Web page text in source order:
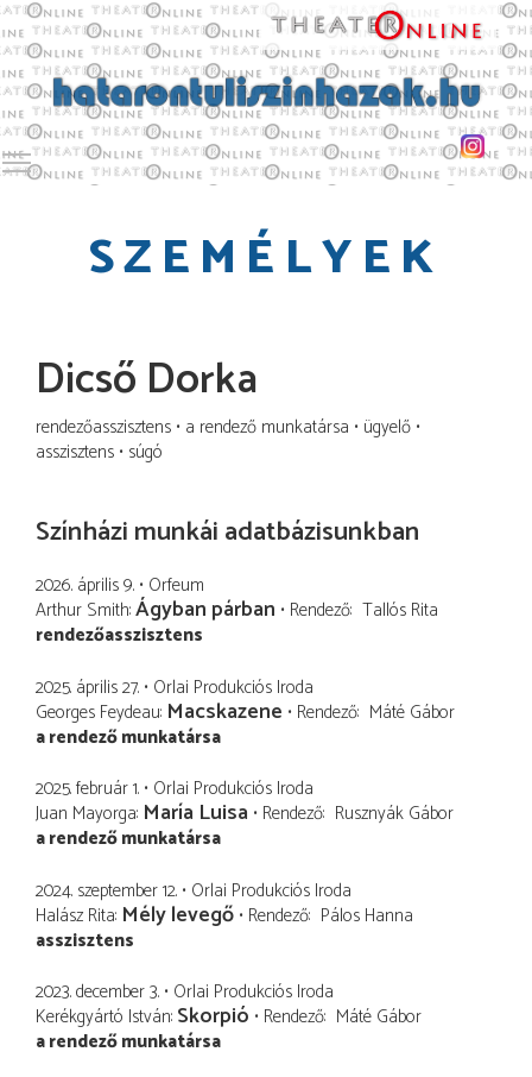
Toggle main menu visibility
SZEMÉLYEK
Dicső Dorka
rendezőasszisztens a rendező munkatársa ügyelő
asszisztens súgó
Színházi munkái adatbázisunkban
2026. április 9. Orfeum
Arthur Smith Ágyban párban Rendező Tallós Rita
rendezőasszisztens
2025. április 27. Orlai Produkciós Iroda
Georges Feydeau Macskazene Rendező Máté Gábor
a rendező munkatársa
2025. február 1. Orlai Produkciós Iroda
Juan Mayorga María Luisa Rendező Rusznyák Gábor
a rendező munkatársa
2024. szeptember 12. Orlai Produkciós Iroda
Halász Rita Mély levegő Rendező Pálos Hanna
asszisztens
2023. december 3. Orlai Produkciós Iroda
Kerékgyártó István Skorpió Rendező Máté Gábor
a rendező munkatársa